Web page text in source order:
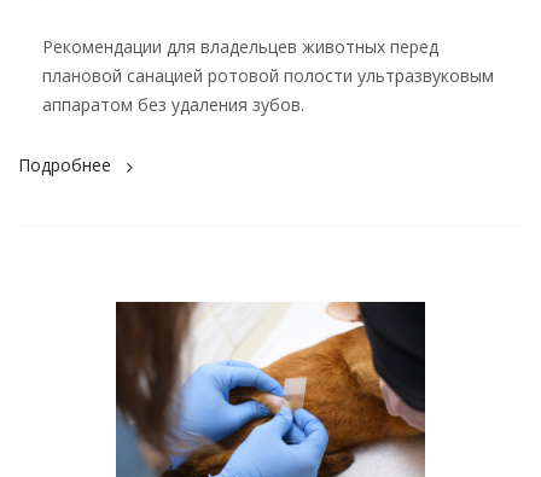
Рекомендации для владельцев животных перед
плановой санацией ротовой полости ультразвуковым
аппаратом без удаления зубов.
Подробнее